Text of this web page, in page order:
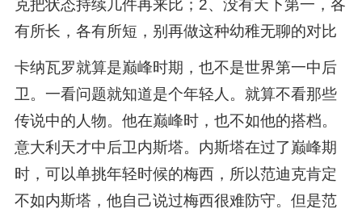
克把状态持续几件再来比；2、没有天下第一，各
有所长，各有所短，别再做这种幼稚无聊的对比
卡纳瓦罗就算是巅峰时期，也不是世界第一中后
卫。一看问题就知道是个年轻人。就算不看那些
传说中的人物。他在巅峰时，也不如他的搭档。
意大利天才中后卫内斯塔。内斯塔在过了巅峰期
时，可以单挑年轻时候的梅西，所以范迪克肯定
不如内斯塔，他自己说过梅西很难防守。但是范